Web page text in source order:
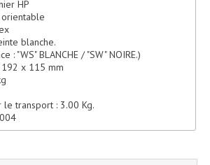
Lecteurs Cd À Plats
Cd À Plats Lecteur MP3
Double Cd Mixage Intégrée
Lecteurs Double Cd MP3
Lasers Simple Et Mp3 (rack 19")
Minidisc
HP
blanche.
: "WS" BLANCHE / "SW" NOIRE.)
192 x 115 mm
le transport : 3.00 Kg.